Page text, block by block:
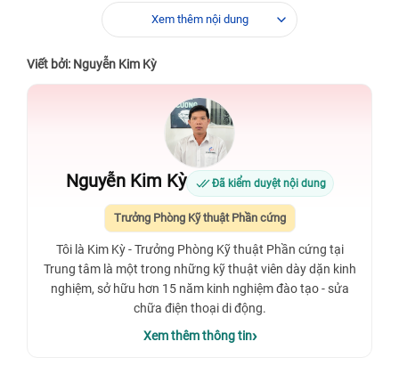
Xem thêm nội dung
Viết bởi: Nguyễn Kim Kỳ
Nguyễn Kim Kỳ Đã kiểm duyệt nội dung
Trưởng Phòng Kỹ thuật Phần cứng
Tôi là Kim Kỳ - Trưởng Phòng Kỹ thuật Phần cứng tại
Trung tâm là một trong những kỹ thuật viên dày dặn kinh
nghiệm, sở hữu hơn 15 năm kinh nghiệm đào tạo - sửa
chữa điện thoại di động.
Xem thêm thông tin